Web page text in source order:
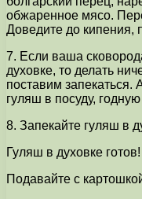
обжаренное мясо.
Доведите до кипения,
7. Если ваша
духовке, то делать
поставим запекаться.
гуляш в посуду,
8. Запекайте гуляш в
Гуляш в духовке готов!
Подавайте с